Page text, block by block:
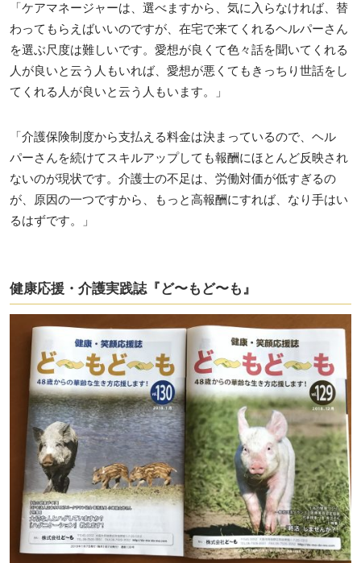
「ケアマネージャーは、選べますから、気に入らなければ、替
わってもらえばいいのですが、在宅で来てくれるヘルパーさん
を選ぶ尺度は難しいです。愛想が良くて色々話を聞いてくれる
人が良いと云う人もいれば、愛想が悪くてもきっちり世話をし
てくれる人が良いと云う人もいます。」
「介護保険制度から支払える料金は決まっているので、ヘル
パーさんを続けてスキルアップしても報酬にほとんど反映され
ないのが現状です。介護士の不足は、労働対価が低すぎるの
が、原因の一つですから、もっと高報酬にすれば、なり手はい
るはずです。」
健康応援・介護実践誌『ど〜もど〜も』